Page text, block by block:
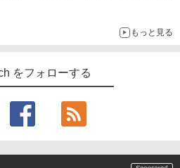
もっと見る
をフォローする